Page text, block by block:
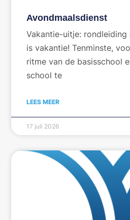
Avondmaalsdienst
Vakantie-uitje:
is vakantie! Tenminste,
ritme van de basisschool
school te
LEES MEER
17 juli 2026